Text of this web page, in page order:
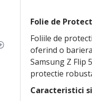
Folie de
Foliile de
oferind o
Samsung Z Flip
protectie
Caracteristici